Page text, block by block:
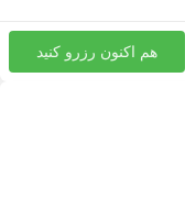
هم اکنون رزرو کنید